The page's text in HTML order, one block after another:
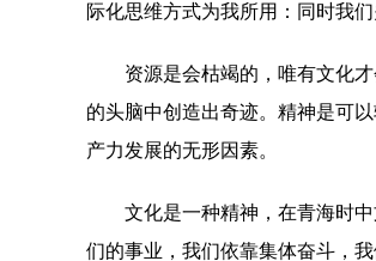
际化思维方式为我所用：同时我
资源是会枯竭的，唯有文化
的头脑中创造出奇迹。精神是可
产力发展的无形因素。
文化是一种精神，在青海时
们的事业，我们依靠集体奋斗，